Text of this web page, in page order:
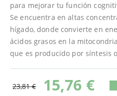
imágenes
para mejorar tu función
Se encuentra en altas
hígado, donde convierte en
ácidos grasos en la
que es producido por síntesis
23,81 € 15,76 €